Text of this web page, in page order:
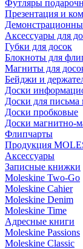
Футляры
Презентация и
Аксессуары для
Губки для досок
Блокноты для
Магниты для
Бейджи и
Доски
Доски для письма
Доски пробковые
Доски магнитно-
Флипчарты
Продукция
Аксессуары
Записные книжки
Moleskine Two-Go
Moleskine Cahier
Moleskine Denim
Moleskine Time
Адресные книги
Moleskine Passions
Moleskine Classic